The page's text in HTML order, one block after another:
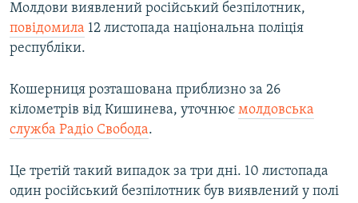
РУС
УКР
ДОЛУЧАЙСЯ!
Молдови виявлений російський безпілотник,
повідомила 12 листопада національна поліція
республіки.
Кошерниця розташована приблизно за 26
кілометрів від Кишинева, уточнює молдовська
служба Радіо Свобода.
Це третій такий випадок за три дні. 10 листопада
один російський безпілотник був виявлений у полі